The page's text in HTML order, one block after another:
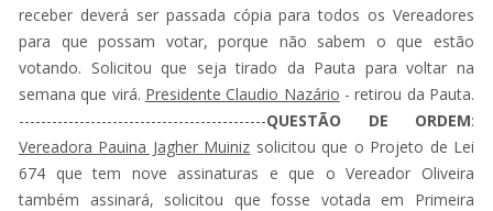
receber deverá ser passada cópia para todos os Vereadores
para que possam votar, porque não sabem o que estão
votando. Solicitou que seja tirado da Pauta para voltar na
semana que virá. Presidente Claudio Nazário - retirou da Pauta.
---------------------------------------------QUESTÃO DE ORDEM:
Vereadora Pauina Jagher Muiniz solicitou que o Projeto de Lei
674 que tem nove assinaturas e que o Vereador Oliveira
também assinará, solicitou que fosse votada em Primeira